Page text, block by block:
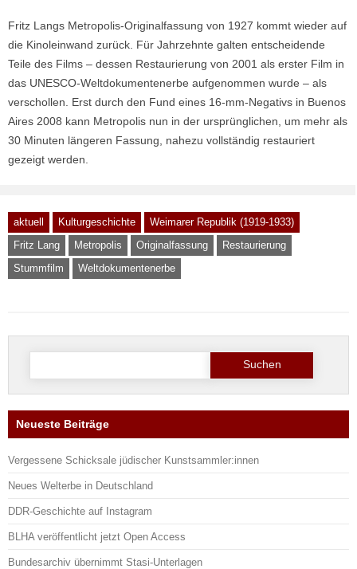
Fritz Langs Metropolis-Originalfassung von 1927 kommt wieder auf
die Kinoleinwand zurück. Für Jahrzehnte galten entscheidende
Teile des Films – dessen Restaurierung von 2001 als erster Film in
das UNESCO-Weltdokumentenerbe aufgenommen wurde – als
verschollen. Erst durch den Fund eines 16-mm-Negativs in Buenos
Aires 2008 kann Metropolis nun in der ursprünglichen, um mehr als
30 Minuten längeren Fassung, nahezu vollständig restauriert
gezeigt werden.
aktuell Kulturgeschichte
Weimarer Republik (1919-1933)
Fritz Lang
Metropolis Originalfassung
Restaurierung
Stummfilm
Weltdokumentenerbe
Suche
Neueste Beiträge
Vergessene Schicksale jüdischer Kunstsammler:innen
Neues Welterbe in Deutschland
DDR-Geschichte auf Instagram
BLHA veröffentlicht jetzt Open Access
Bundesarchiv übernimmt Stasi-Unterlagen